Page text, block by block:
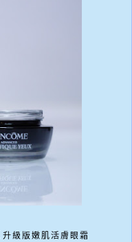
升級版嫩肌活膚眼霜